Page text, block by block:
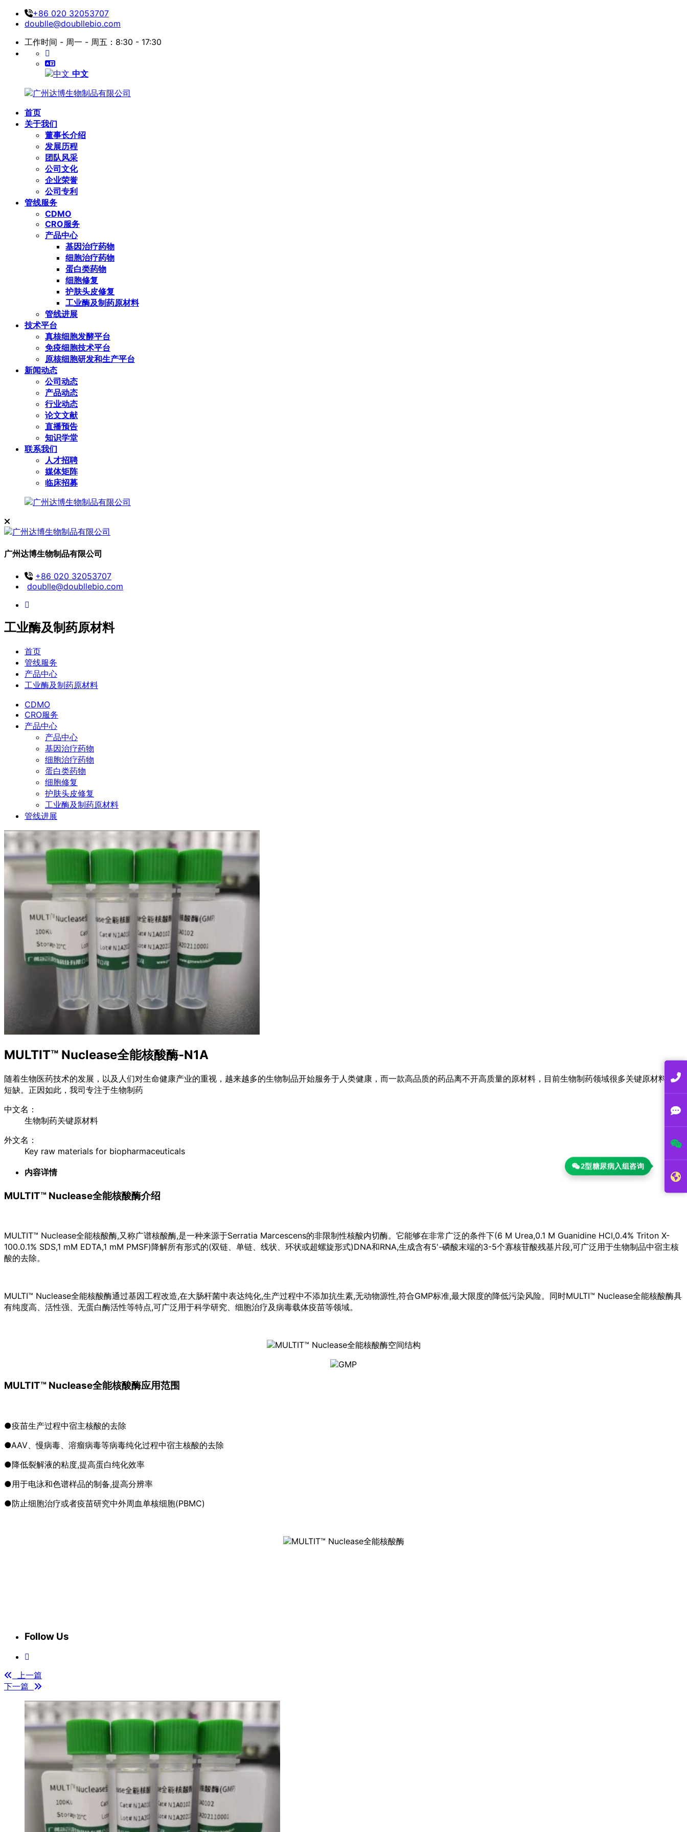
2型糖尿病入组咨询
+86 020 32053707
doublle@doubllebio.com
工作时间 - 周一 - 周五：8:30 - 17:30
中文
首页
关于我们
董事长介绍
发展历程
团队风采
公司文化
企业荣誉
公司专利
管线服务
CDMO
CRO服务
产品中心
基因治疗药物
细胞治疗药物
蛋白类药物
细胞修复
护肤头皮修复
工业酶及制药原材料
管线进展
技术平台
真核细胞发酵平台
免疫细胞技术平台
原核细胞研发和生产平台
新闻动态
公司动态
产品动态
行业动态
论文文献
直播预告
知识学堂
联系我们
人才招聘
媒体矩阵
临床招募
广州达博生物制品有限公司
+86 020 32053707
doublle@doubllebio.com
工业酶及制药原材料
首页
管线服务
产品中心
工业酶及制药原材料
CDMO
CRO服务
产品中心
产品中心
基因治疗药物
细胞治疗药物
蛋白类药物
细胞修复
护肤头皮修复
工业酶及制药原材料
管线进展
MULTIT™ Nuclease全能核酸酶-N1A
随着生物医药技术的发展，以及人们对生命健康产业的重视，越来越多的生物制品开始服务于人类健康，而一款高品质的药品离不开高质量的原材料，目前生物制药领域很多关键原材料比较
短缺。正因如此，我司专注于生物制药
中文名：
生物制药关键原材料
外文名：
Key raw materials for biopharmaceuticals
内容详情
MULTIT™ Nuclease全能核酸酶介绍
MULTIT™ Nuclease全能核酸酶,又称广谱核酸酶,是一种来源于Serratia Marcescens的非限制性核酸内切酶。它能够在非常广泛的条件下(6 M Urea,0.1 M Guanidine HCI,0.4% Triton X-
100.0.1% SDS,1 mM EDTA,1 mM PMSF)降解所有形式的(双链、单链、线状、环状或超螺旋形式)DNA和RNA,生成含有5'-磷酸末端的3-5个寡核苷酸残基片段,可广泛用于生物制品中宿主核
酸的去除。
MULTI™ Nuclease全能核酸酶通过基因工程改造,在大肠杆菌中表达纯化,生产过程中不添加抗生素,无动物源性,符合GMP标准,最大限度的降低污染风险。同时MULTI™ Nuclease全能核酸酶具
有纯度高、活性强、无蛋白酶活性等特点,可广泛用于科学研究、细胞治疗及病毒载体疫苗等领域。
MULTIT™ Nuclease全能核酸酶应用范围
●疫苗生产过程中宿主核酸的去除
●AAV、慢病毒、溶瘤病毒等病毒纯化过程中宿主核酸的去除
●降低裂解液的粘度,提高蛋白纯化效率
●用于电泳和色谱样品的制备,提高分辨率
●防止细胞治疗或者疫苗研究中外周血单核细胞(PBMC)
Follow Us
上一篇
下一篇